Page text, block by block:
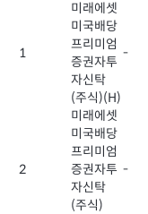
1
미래에셋
미국배당
프리미엄
증권자투
자신탁
(주식)(H)
-
2
미래에셋
미국배당
프리미엄
증권자투
자신탁
(주식)
-